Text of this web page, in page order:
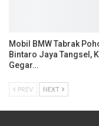
Mobil BMW Tabrak
Bintaro Jaya Tangsel,
Gegar…
PREV NEXT